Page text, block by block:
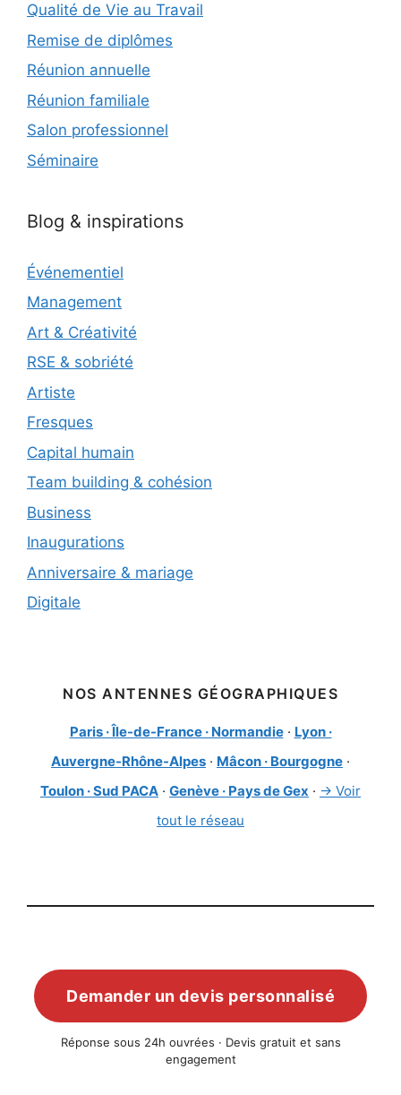
Qualité de Vie au Travail
Remise de diplômes
Réunion annuelle
Réunion familiale
Salon professionnel
Séminaire
Blog & inspirations
Événementiel
Management
Art & Créativité
RSE & sobriété
Artiste
Fresques
Capital humain
Team building & cohésion
Business
Inaugurations
Anniversaire & mariage
Digitale
NOS ANTENNES GÉOGRAPHIQUES
Paris · Île-de-France · Normandie· Lyon ·
Auvergne-Rhône-Alpes · Mâcon · Bourgogne ·
Toulon · Sud PACA · Genève · Pays de Gex · → Voir
tout le réseau
Demander un devis personnalisé
Réponse sous 24h ouvrées · Devis gratuit et sans
engagement